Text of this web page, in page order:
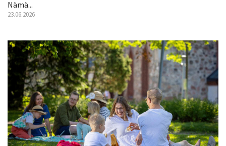
Nämä...
23.06.2026